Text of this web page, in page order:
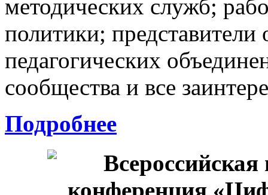
методических служб;
политики;
педагогических
сообщества и все
Подробнее